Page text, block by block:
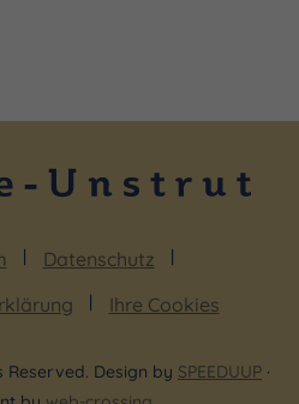
Datenschutz
Ihre Cookies
Design by SPEEDUUP ·